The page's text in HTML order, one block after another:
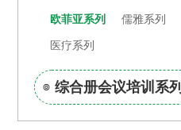
欧菲亚系列 儒雅系列
医疗系列
综合册会议培训系列